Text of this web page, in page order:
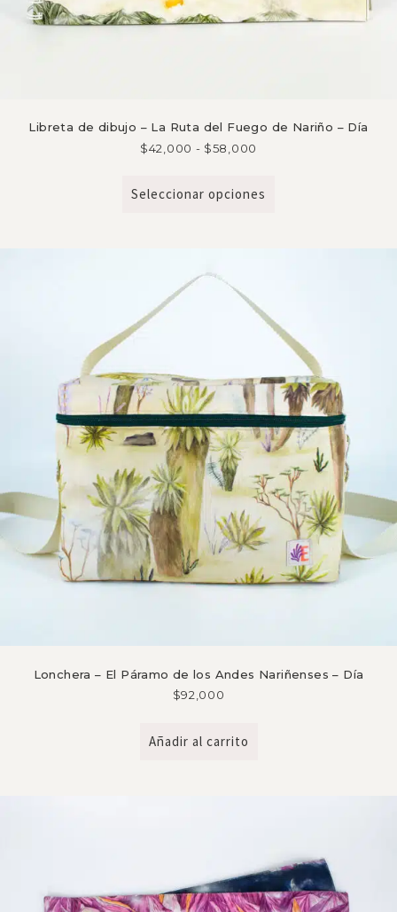
Libreta de dibujo – La Ruta del Fuego de Nariño – Día
$42,000 - $58,000
Seleccionar opciones
Lonchera – El Páramo de los Andes Nariñenses – Día
$92,000
Añadir al carrito